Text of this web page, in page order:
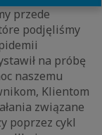
przede
podjęliśmy
na próbę
naszemu
Klientom
związane
poprzez cykl